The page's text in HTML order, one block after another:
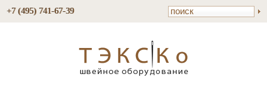
+7 (495) 741-67-39